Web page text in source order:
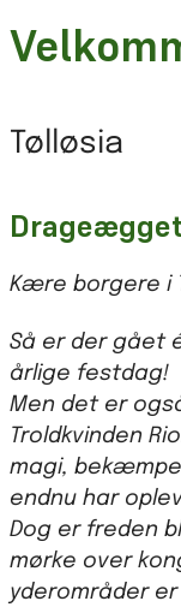
Tølløsia
Kære borgere i
Så er der gået
årlige festdag!
Men det er
Troldkvinden
magi,
endnu har
Dog er freden
mørke over
yderområder